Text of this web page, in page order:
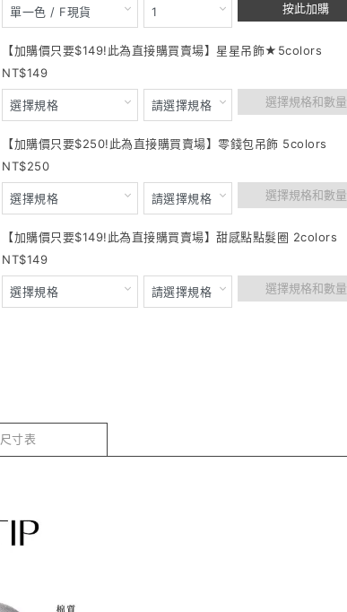
按此加購
【加購價只要$149!此為直接購買賣場】星星吊飾★5colors
149
選擇規格和數量
【加購價只要$250!此為直接購買賣場】零錢包吊飾 5colors
250
選擇規格和數量
【加購價只要$149!此為直接購買賣場】甜感點點髮圈 2colors
149
選擇規格和數量
尺寸表